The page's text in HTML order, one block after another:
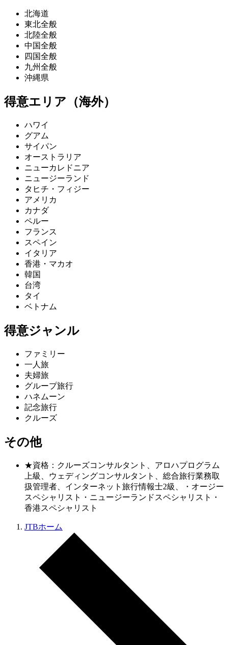
北海道
東北全般
北陸全般
中国全般
四国全般
九州全般
沖縄県
得意エリア（海外）
ハワイ
グアム
サイパン
オーストラリア
ニューカレドニア
ニュージーランド
タヒチ・フィジー
アメリカ
カナダ
ペルー
フランス
スペイン
イタリア
香港・マカオ
韓国
台湾
タイ
ベトナム
得意ジャンル
ファミリー
一人旅
夫婦旅
グループ旅行
ハネムーン
記念旅行
クルーズ
その他
★資格：クルーズコンサルタント、アロハプログラム
上級、ウェディングコンサルタント、総合旅行業務取
扱管理者、インターネット旅行情報士2級、・オージー
スペシャリスト・ニュージーランドスペシャリスト・
香港スペシャリスト
JTBホーム